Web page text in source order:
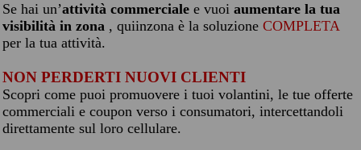
Se hai un’attività commerciale e vuoi aumentare la tua
visibilità in zona , quiinzona è la soluzione COMPLETA
per la tua attività.
NON PERDERTI NUOVI CLIENTI
Scopri come puoi promuovere i tuoi volantini, le tue offerte
commerciali e coupon verso i consumatori, intercettandoli
direttamente sul loro cellulare.